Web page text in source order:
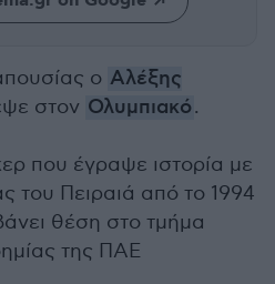
ο Αλέξης
στον Ολυμπιακό.
που έγραψε ιστορία με
του Πειραιά από το 1994
θέση στο τμήμα
της ΠΑΕ